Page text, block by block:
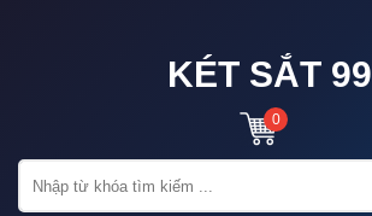
KÉT SẮT 99
0